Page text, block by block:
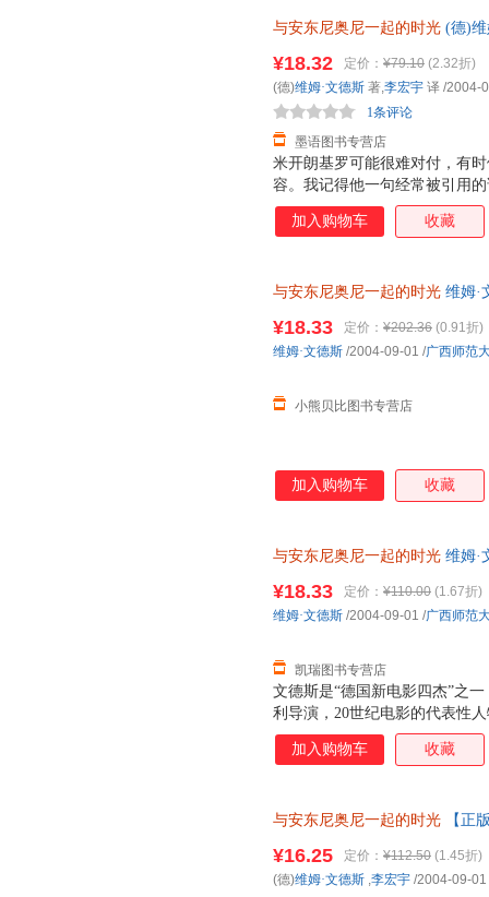
与安东尼奥尼一起的时光 (德)
米开朗基罗可能很难对付，有
容。我记得他一句经常被引
我而言只意味着一件事：拍电
方式要求我们每个人也这样做
¥18.32 定价： ¥79.10 (2.32折)
墨语图书专营店
1条评论
(德)维姆·文德斯 著,李宏宇 译 /2004-
加入购物车 收藏
与安东尼奥尼一起的时光 维姆·
¥18.33 定价： ¥202.36 (0.91折)
小熊贝比图书专营店
维姆·文德斯 /2004-09-01 /广西师范
加入购物车 收藏
与安东尼奥尼一起的时光 维姆·
文德斯是“德国新电影四杰”之
利导演，20世纪电影的代表性
近30部影片，其中《奇遇》、
作品已成为电影史上的经典。
文德斯在这部电影拍摄期间所
程。这是一本电影大师写电影
论，而是两位大师合作过程的
¥18.33 定价： ¥110.00 (1.67折)
凯瑞图书专营店
维姆·文德斯 /2004-09-01 /广西师范
加入购物车 收藏
与安东尼奥尼一起的时光 【正
¥16.25 定价： ¥112.50 (1.45折)
(德)维姆·文德斯 ,李宏宇 /2004-09-01